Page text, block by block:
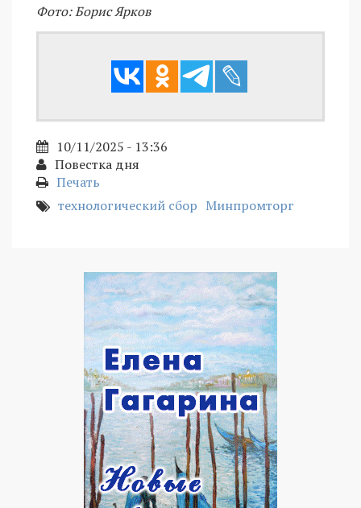
Фото: Борис Ярков
10/11/2025 - 13:36
Повестка дня
Печать
технологический сбор Минпромторг